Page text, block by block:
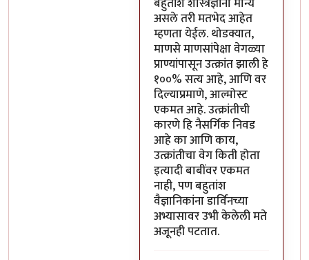
असले तरी मतभेद आहेत
म्हणता येईल. थोडक्यात,
माणसे माणसांपेक्षा वेगळ्या
प्राण्यांपासून उत्क्रांत झाली हे
१००% सत्य आहे, आणि वर
दिल्याप्रमाणे, आल्मोस्ट
एकमत आहे. उत्क्रांतीची
कारणे हि नैसर्गिक निवड
आहे का आणि काय,
उत्क्रांतीचा वेग किती होता
इत्यादी बाबींवर एकमत
नाही, पण बहुतांश
वैज्ञानिकांना डार्विनच्या
अभ्यासावर उभी केलेली मते
अजूनही पटतात.